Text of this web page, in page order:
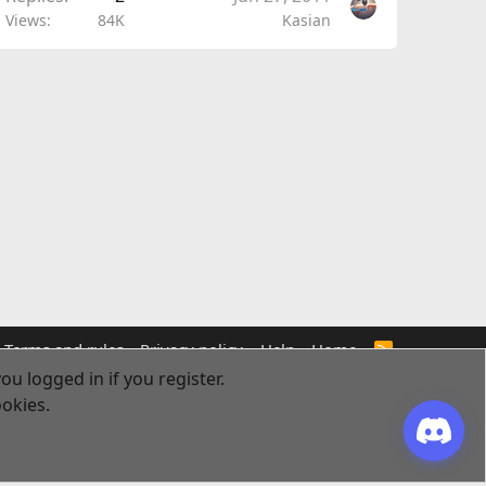
Views 84K Kasian
Terms and rules Privacy policy Help Home
R
logged in if you register.